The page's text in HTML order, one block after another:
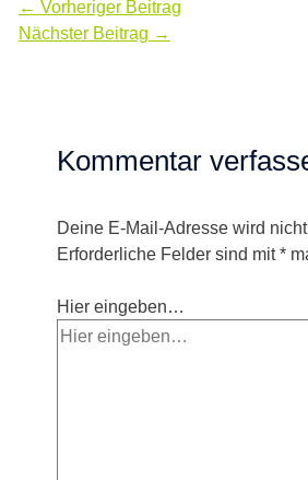
← Vorheriger Beitrag
Nächster Beitrag →
Kommentar
Deine E-Mail-Adresse wird
Erforderliche Felder sind mit*
Hier eingeben…